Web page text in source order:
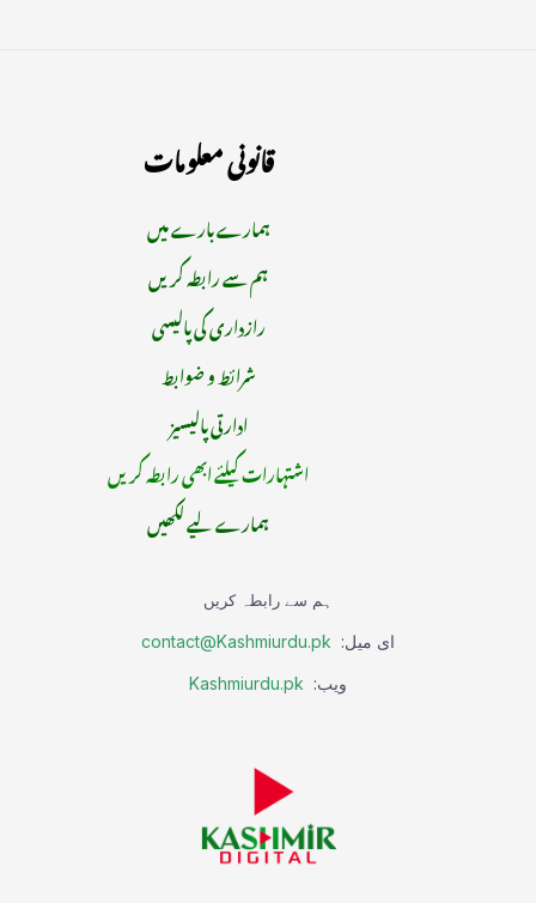
قانونی معلومات
ہمارے بارے میں
ہم سے رابطہ کریں
رازداری کی پالیسی
شرائط و ضوابط
ادارتی پالیسیز
اشتہارات کیلئے ابھی رابطہ کریں
ہمارے لیے لکھیں
ہم سے رابطہ کریں
ای میل: contact@Kashmiurdu.pk
ویب: Kashmiurdu.pk